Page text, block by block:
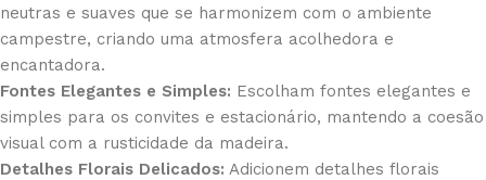
neutras e suaves que se harmonizem com o ambiente
campestre, criando uma atmosfera acolhedora e
encantadora.
Fontes Elegantes e Simples: Escolham fontes elegantes e
simples para os convites e estacionário, mantendo a coesão
visual com a rusticidade da madeira.
Detalhes Florais Delicados: Adicionem detalhes florais